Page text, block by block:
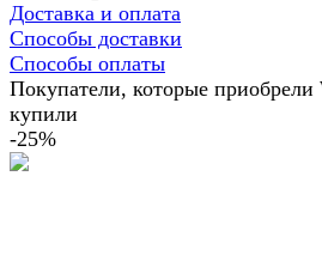
Доставка и оплата
Способы доставки
Способы оплаты
Покупатели, которые
купили
-25%